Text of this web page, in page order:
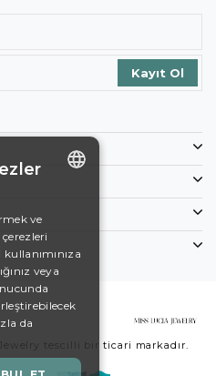
tescilli bir ticari markadır.
DE
EN
SWEDISH
TURKISH
ve
veya
da